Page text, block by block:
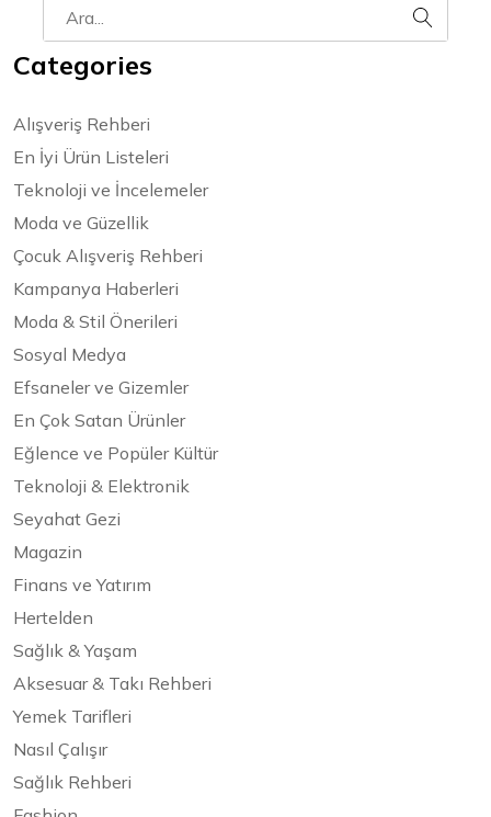
Categories
Alışveriş Rehberi
En İyi Ürün Listeleri
Teknoloji ve İncelemeler
Moda ve Güzellik
Çocuk Alışveriş Rehberi
Kampanya Haberleri
Moda & Stil Önerileri
Sosyal Medya
Efsaneler ve Gizemler
En Çok Satan Ürünler
Eğlence ve Popüler Kültür
Teknoloji & Elektronik
Seyahat Gezi
Magazin
Finans ve Yatırım
Hertelden
Sağlık & Yaşam
Aksesuar & Takı Rehberi
Yemek Tarifleri
Nasıl Çalışır
Sağlık Rehberi